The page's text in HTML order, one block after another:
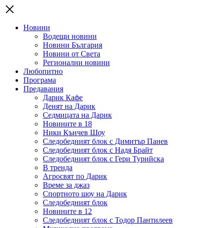
Новини
Водещи новини
Новини България
Новини от Света
Регионални новини
Любопитно
Програма
Предавания
Дарик Кафе
Денят на Дарик
Седмицата на Дарик
Новините в 18
Ники Кънчев Шоу
Следобедният блок с Димитър Панев
Следобедният блок с Надя Брайт
Следобедният блок с Гери Турийска
В тренда
Агросвят по Дарик
Време за джаз
Спортното шоу на Дарик
Следобедният блок
Новините в 12
Следобедният блок с Тодор Пантилеев